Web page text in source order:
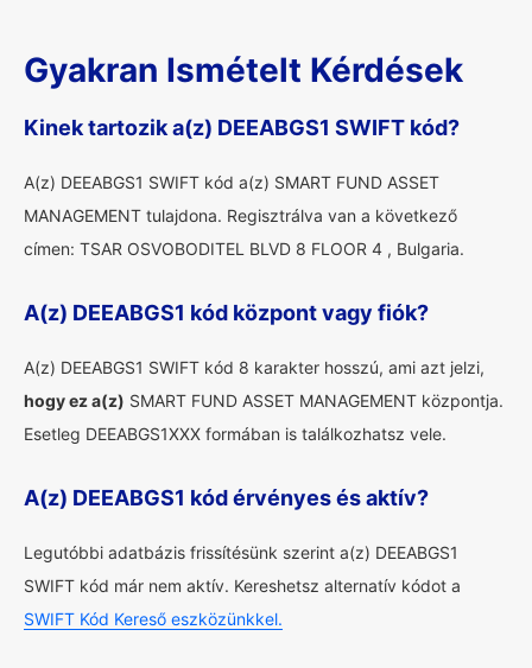
Gyakran Ismételt Kérdések
Kinek tartozik a(z) DEEABGS1 SWIFT kód?
A(z) DEEABGS1 SWIFT kód a(z) SMART FUND ASSET
MANAGEMENT tulajdona. Regisztrálva van a következő
címen: TSAR OSVOBODITEL BLVD 8 FLOOR 4 , Bulgaria.
A(z) DEEABGS1 kód központ vagy fiók?
A(z) DEEABGS1 SWIFT kód 8 karakter hosszú, ami azt jelzi,
hogy ez a(z) SMART FUND ASSET MANAGEMENT központja.
Esetleg DEEABGS1XXX formában is találkozhatsz vele.
A(z) DEEABGS1 kód érvényes és aktív?
Legutóbbi adatbázis frissítésünk szerint a(z) DEEABGS1
SWIFT kód már nem aktív. Kereshetsz alternatív kódot a
SWIFT Kód Kereső eszközünkkel.